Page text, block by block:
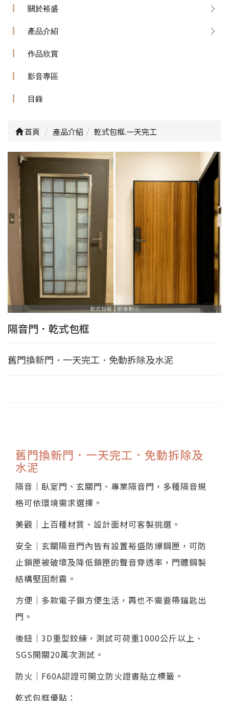
關於裕盛
產品介紹
作品欣賞
影音專區
目錄
首頁 產品介紹 乾式包框.一天完工
隔音門．乾式包框
舊門換新門．一天完工．免動拆除及水泥
舊門換新門．一天完工．免動拆除及
水泥
隔音｜臥室門、玄關門、專業隔音門，多種隔音規
格可依環境需求選擇。
美觀｜上百種材質、設計面材可客製挑選。
安全｜玄關隔音門內皆有設置裕盛防爆鋼匣，可防
止鎖匣被破壞及降低鎖匣的聲音穿透率，門體鋼製
結構堅固耐震。
方便｜多款電子鎖方便生活，再也不需要帶鑰匙出
門。
後鈕｜3D重型鉸練，測試可荷重1000公斤以上、
SGS開關20萬次測試。
防火｜F60A認證可開立防火證書貼立標籤。
乾式包框優點：